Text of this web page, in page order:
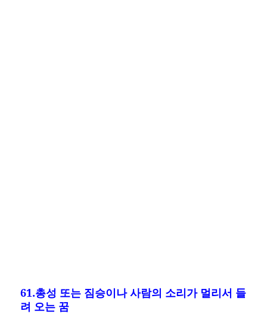
61.총성 또는 짐승이나 사람의 소리가 멀리서 들
려 오는 꿈